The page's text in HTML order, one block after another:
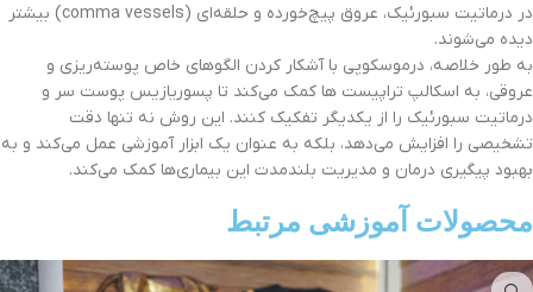
در درماتیت سبورئیک، عروق پیچ‌خورده و حلقه‌ای (comma vessels) بیشتر
دیده می‌شوند.
به طور خلاصه، درموسکوپی با آشکار کردن الگوهای خاص پوسته‌ریزی و
عروقی، به اسکالپ تراپیست ها کمک می‌کند تا پسوریازیس پوست سر و
درماتیت سبورئیک را از یکدیگر تفکیک کنند. این روش نه تنها دقت
تشخیصی را افزایش می‌دهد، بلکه به عنوان یک ابزار آموزشی عمل می‌کند و به
بهبود پیگیری درمان و مدیریت بلندمدت این بیماری‌ها کمک می‌کند.
محصولات آموزشی مرتبط